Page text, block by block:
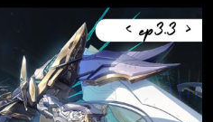
watch?
原定還有古石碧珠的《惡
體不舒服的關係，而取消
でん 自習室
watch?